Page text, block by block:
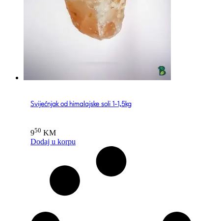
Svijećnjak od himalajske soli 1-1,5kg
950 KM
Dodaj u korpu